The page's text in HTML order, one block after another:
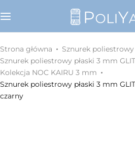
Strona główna
Sznurek
Sznurek poliestrowy płaski 3 mm
Kolekcja NOC KAIRU 3 mm
Sznurek poliestrowy płaski 3 mm
czarny
Zestawy z YouTube
Galanteria metalowa